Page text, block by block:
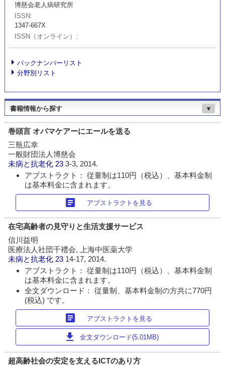
博慈会老人病研究所
ISSN
1347-667X
ISSN（オンライン）
バックナンバーリスト
分野別リスト
書籍情報から探す ▼
巻頭言 オバマケアーにエールを送る
三瓶広幸
一般財団法人博慈会
未病と抗老化 233-3, 2014.
アブストラクト： 従量制は110円（税込）、基本料金制
は基本料金に含まれます。
article アブストラクトを見る
在宅高齢者の見守りと生活支援サービス
信川益明
医療法人社団千禮会, 上海中医薬大学
未病と抗老化 23 14-17, 2014.
アブストラクト： 従量制は110円（税込）、基本料金制
は基本料金に含まれます。
全文ダウンロード： 従量制、基本料金制の方共に770円
(税込) です。
article アブストラクトを見る
download 全文ダウンロード(5.01MB)
超高齢社会の安定を支えるICTのあり方